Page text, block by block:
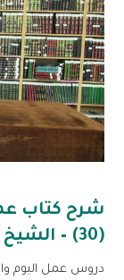
شرح كتاب
(30) – الشيخ جبران سحاري
دروس عمل اليوم